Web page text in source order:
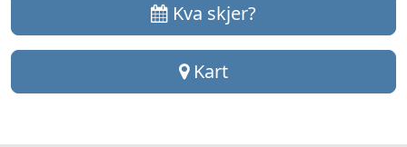
Kva skjer?
Kart